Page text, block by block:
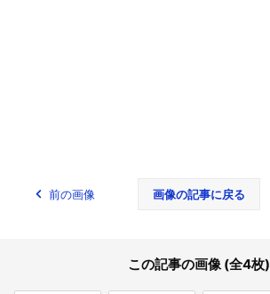
前の画像 画像の記事に戻る
この記事の画像 (全4枚)